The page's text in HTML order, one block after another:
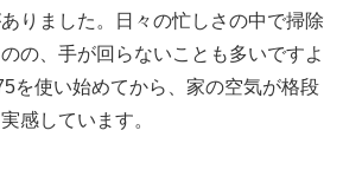
りました。日々の忙しさの中で掃除
の、手が回らないことも多いですよ
を使い始めてから、家の空気が格段
感しています。